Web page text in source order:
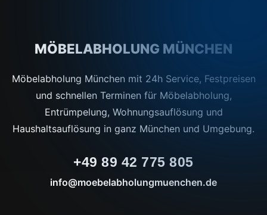
MÖBELABHOLUNG MÜNCHEN
Möbelabholung München mit 24h Service, Festpreisen
und schnellen Terminen für Möbelabholung,
Entrümpelung, Wohnungsauflösung und
Haushaltsauflösung in ganz München und Umgebung.
+49 89 42 775 805
info@moebelabholungmuenchen.de